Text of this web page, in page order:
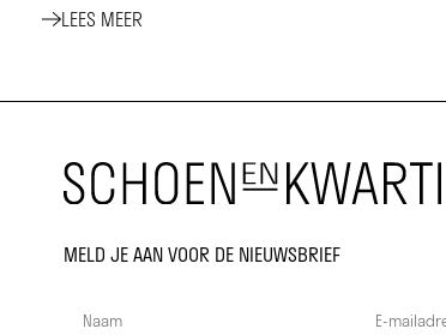
LEES MEER
MELD JE AAN VOOR DE NIEUWSBRIEF